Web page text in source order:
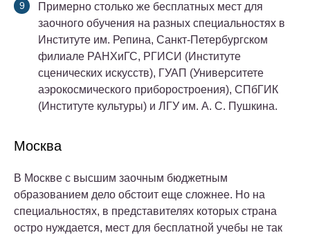
Примерно столько же бесплатных мест для
заочного обучения на разных специальностях в
Институте им. Репина, Санкт-Петербургском
филиале РАНХиГС, РГИСИ (Институте
сценических искусств), ГУАП (Университете
аэрокосмического приборостроения), СПбГИК
(Институте культуры) и ЛГУ им. А. С. Пушкина.
Москва
В Москве с высшим заочным бюджетным
образованием дело обстоит еще сложнее. Но на
специальностях, в представителях которых страна
остро нуждается, мест для бесплатной учебы не так